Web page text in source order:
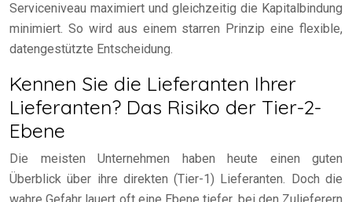
Serviceniveau maximiert und gleichzeitig die Kapitalbindung
minimiert. So wird aus einem starren Prinzip eine flexible,
datengestützte Entscheidung.
Kennen Sie die Lieferanten Ihrer
Lieferanten? Das Risiko der Tier-2-
Ebene
Die meisten Unternehmen haben heute einen guten
Überblick über ihre direkten (Tier-1) Lieferanten. Doch die